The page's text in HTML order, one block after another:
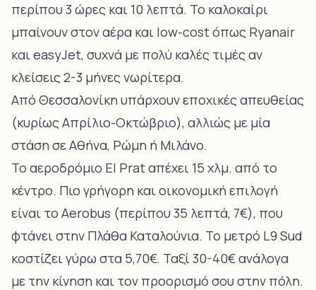
περίπου 3 ώρες και 10 λεπτά. Το καλοκαίρι
μπαίνουν στον αέρα και low-cost όπως Ryanair
και easyJet, συχνά με πολύ καλές τιμές αν
κλείσεις 2-3 μήνες νωρίτερα.
Από Θεσσαλονίκη υπάρχουν εποχικές απευθείας
(κυρίως Απρίλιο-Οκτώβριο), αλλιώς με μία
στάση σε Αθήνα, Ρώμη ή Μιλάνο.
Το αεροδρόμιο El Prat απέχει 15 χλμ. από το
κέντρο. Πιο γρήγορη και οικονομική επιλογή
είναι το Aerobus (περίπου 35 λεπτά, 7€), που
φτάνει στην Πλάθα Καταλούνια. Το μετρό L9 Sud
κοστίζει γύρω στα 5,70€. Ταξί 30-40€ ανάλογα
με την κίνηση και τον προορισμό σου στην πόλη.